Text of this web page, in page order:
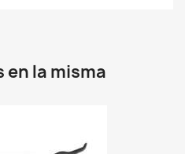
la misma